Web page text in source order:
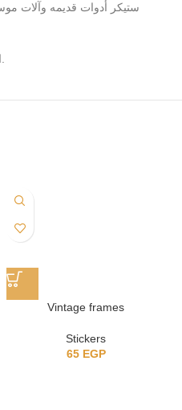
اشكال مختلفه وأحجام كبيره و عاديه.
Vintage frames
Stickers
65 EGP